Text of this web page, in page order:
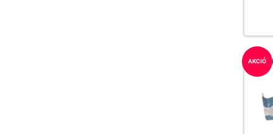
AKCIÓ